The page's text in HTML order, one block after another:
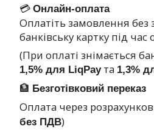
💳 Онлайн-оплата
Оплатіть замовлення без
банківську картку під
(При оплаті знімається
1,5% для LiqPayта 1,3%
🏦 Безготівковий переказ
Оплата через
без ПДВ)